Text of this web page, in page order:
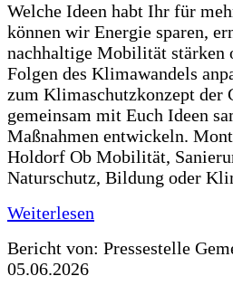
Welche Ideen habt Ihr für
können wir Energie sparen,
nachhaltige Mobilität stärken
Folgen des Klimawandels
zum Klimaschutzkonzept der
gemeinsam mit Euch Ideen
Maßnahmen entwickeln.
Holdorf Ob Mobilität,
Naturschutz, Bildung oder
Weiterlesen
Bericht von: Pressestelle
05.06.2026